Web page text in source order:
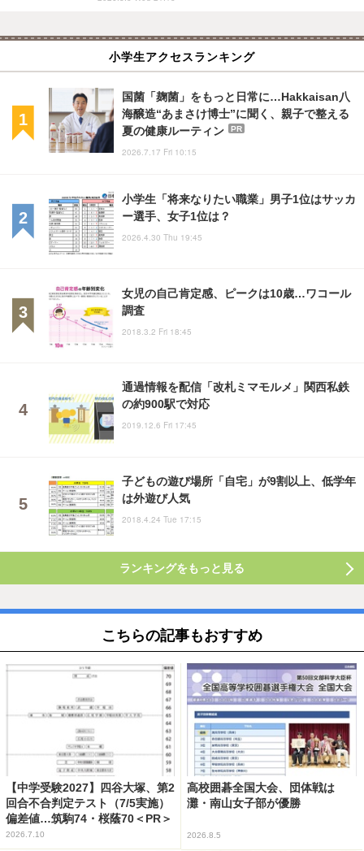
小学生アクセスランキング
国菌「麹菌」をもっと日常に…Hakkaisan八
海醸造“あまさけ博士”に聞く、親子で整える
夏の健康ルーティン
PR
2026.7.17 Fri 10:15
小学生「将来なりたい職業」男子1位はサッカ
ー選手、女子1位は？
2026.4.30 Thu 19:45
女児の自己肯定感、ピークは10歳…ワコール
調査
2018.3.2 Fri 18:45
通過情報を配信「改札ミマモルメ」関西私鉄
の約900駅で対応
2019.12.6 Fri 17:45
子どもの遊び場所「自宅」が9割以上、低学年
は外遊び人気
2018.4.24 Tue 17:15
ランキングをもっと見る
こちらの記事もおすすめ
【中学受験2027】四谷大塚、第2
回合不合判定テスト（7/5実施）
偏差値…筑駒74・桜蔭70＜PR＞
2026.7.10
高校囲碁全国大会、団体戦は
灘・南山女子部が優勝
2026.8.5